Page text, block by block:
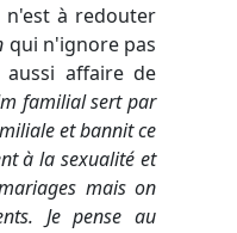
n'est à redouter
qui n'ignore pas
affaire de
familial sert par
et bannit ce
à la sexualité et
mais on
Je pense au